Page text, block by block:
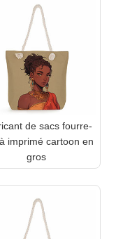
de sacs fourre-
imprimé cartoon en
gros